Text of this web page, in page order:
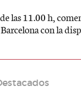
las 11.00 h,
con la